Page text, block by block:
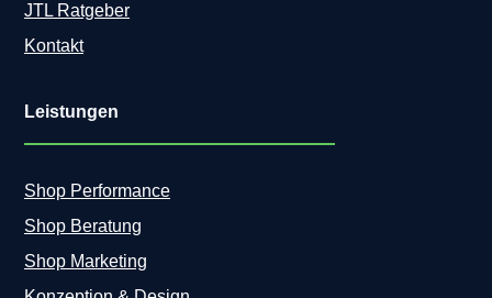
JTL Ratgeber
Kontakt
Leistungen
Shop Performance
Shop Beratung
Shop Marketing